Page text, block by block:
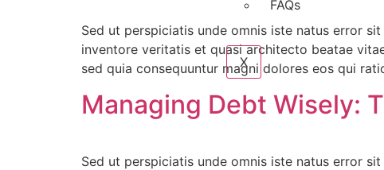
FAQs
X
Sed ut perspiciatis unde omnis iste natus error
inventore veritatis et quasi architecto beatae
sed quia consequuntur magni dolores eos qui
Managing Debt Wisely:
Sed ut perspiciatis unde omnis iste natus error